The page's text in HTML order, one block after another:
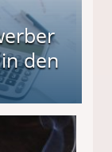
den